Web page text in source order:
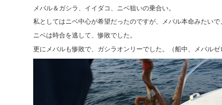
メバル＆ガシラ、イイダコ、ニベ狙いの乗合い。
私としてはニベ中心が希望だったのですが、メバル本命みたいで
ニベは時合を逃して、惨敗でした。
更にメバルも惨敗で、ガシラオンリーでした。（船中、メバルゼ